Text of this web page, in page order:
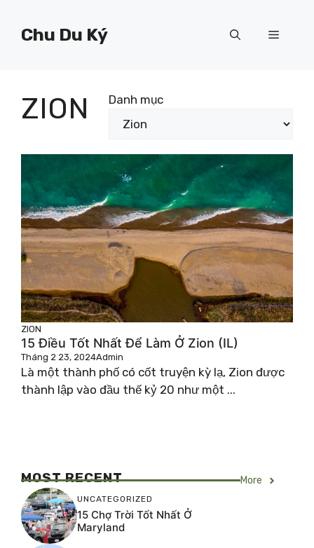
Chu Du Ký Menu
ZION Danh mục
ZION
15 Điều Tốt Nhất Để Làm Ở Zion (IL)
Tháng 2 23, 2024Admin
Là một thành phố có cốt truyện kỳ ​​lạ, Zion được
thành lập vào đầu thế kỷ 20 như một ...
MOST RECENT More
UNCATEGORIZED
15 Chợ Trời Tốt Nhất Ở
Maryland